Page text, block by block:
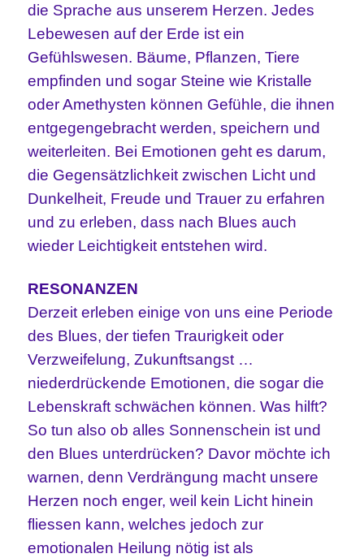
die Sprache aus unserem Herzen. Jedes
Lebewesen auf der Erde ist ein
Gefühlswesen. Bäume, Pflanzen, Tiere
empfinden und sogar Steine wie Kristalle
oder Amethysten können Gefühle, die ihnen
entgegengebracht werden, speichern und
weiterleiten. Bei Emotionen geht es darum,
die Gegensätzlichkeit zwischen Licht und
Dunkelheit, Freude und Trauer zu erfahren
und zu erleben, dass nach Blues auch
wieder Leichtigkeit entstehen wird.
RESONANZEN
Derzeit erleben einige von uns eine Periode
des Blues, der tiefen Traurigkeit oder
Verzweifelung, Zukunftsangst …
niederdrückende Emotionen, die sogar die
Lebenskraft schwächen können. Was hilft?
So tun also ob alles Sonnenschein ist und
den Blues unterdrücken? Davor möchte ich
warnen, denn Verdrängung macht unsere
Herzen noch enger, weil kein Licht hinein
fliessen kann, welches jedoch zur
emotionalen Heilung nötig ist als